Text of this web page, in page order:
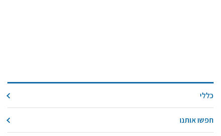
כללי
חפשו אותנו